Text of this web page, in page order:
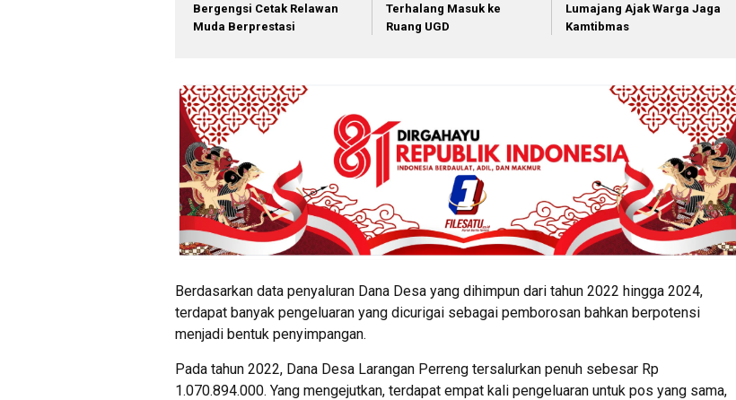
Bergengsi Cetak Relawan
Muda Berprestasi
Terhalang Masuk ke
Ruang UGD
Lumajang Ajak Warga Jaga
Kamtibmas
Berdasarkan data penyaluran Dana Desa yang dihimpun dari tahun 2022 hingga 2024,
terdapat banyak pengeluaran yang dicurigai sebagai pemborosan bahkan berpotensi
menjadi bentuk penyimpangan.
Pada tahun 2022, Dana Desa Larangan Perreng tersalurkan penuh sebesar Rp
1.070.894.000. Yang mengejutkan, terdapat empat kali pengeluaran untuk pos yang sama,